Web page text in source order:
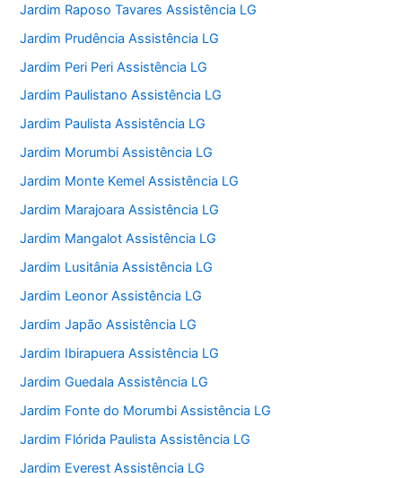
Jardim Raposo Tavares Assistência LG
Jardim Prudência Assistência LG
Jardim Peri Peri Assistência LG
Jardim Paulistano Assistência LG
Jardim Paulista Assistência LG
Jardim Morumbi Assistência LG
Jardim Monte Kemel Assistência LG
Jardim Marajoara Assistência LG
Jardim Mangalot Assistência LG
Jardim Lusitânia Assistência LG
Jardim Leonor Assistência LG
Jardim Japão Assistência LG
Jardim Ibirapuera Assistência LG
Jardim Guedala Assistência LG
Jardim Fonte do Morumbi Assistência LG
Jardim Flórida Paulista Assistência LG
Jardim Everest Assistência LG